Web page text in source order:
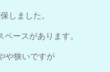
しました。
ースがあります。
や狭いですが